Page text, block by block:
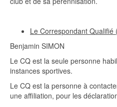
Le Correspondant Qualifié
Benjamin SIMON
Le CQ est la seule personne
instances sportives.
Le CQ est la personne à
une affiliation, pour les